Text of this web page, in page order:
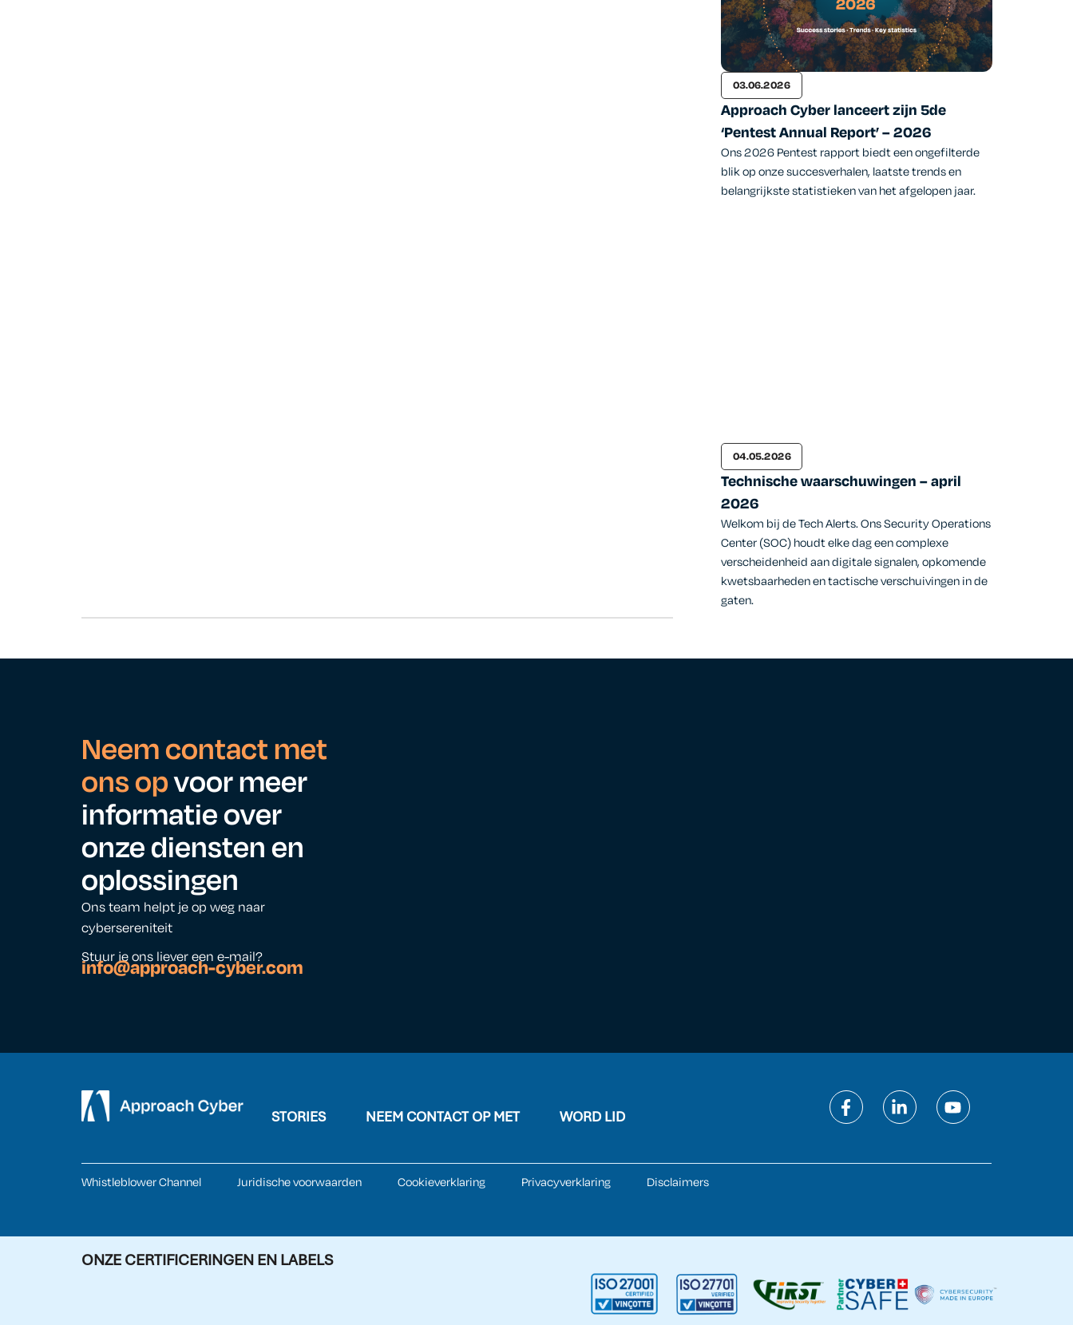
03.06.2026
Approach Cyber lanceert zijn 5de
‘Pentest Annual Report’ – 2026
Ons 2026 Pentest rapport biedt een ongefilterde
blik op onze succesverhalen, laatste trends en
belangrijkste statistieken van het afgelopen jaar.
04.05.2026
Technische waarschuwingen – april
2026
Welkom bij de Tech Alerts. Ons Security Operations
Center (SOC) houdt elke dag een complexe
verscheidenheid aan digitale signalen, opkomende
kwetsbaarheden en tactische verschuivingen in de
gaten.
Neem contact met
ons opvoor meer
informatie over
onze diensten en
oplossingen
Ons team helpt je op weg naar
cybersereniteit
Stuur je ons liever een e-mail?
info@approach-cyber.com
STORIES NEEM CONTACT OP MET WORD LID
Whistleblower Channel Juridische voorwaarden Cookieverklaring Privacyverklaring Disclaimers
ONZE CERTIFICERINGEN EN LABELS